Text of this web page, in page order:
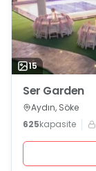
15
Ser Garden
Aydın, Söke
625kapasite